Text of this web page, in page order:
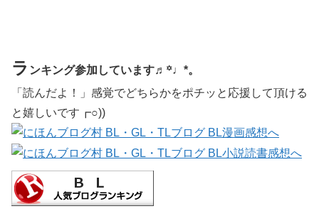
ラ ンキング参加しています♬꙳♩*。
「読んだよ！」感覚でどちらかをポチッと応援して頂ける
と嬉しいです┏○))